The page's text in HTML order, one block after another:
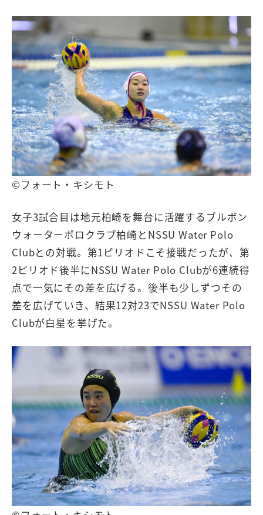
©フォート・キシモト
女子3試合目は地元柏崎を舞台に活躍するブルボン
ウォーターポロクラブ柏崎とNSSU Water Polo
Clubとの対戦。第1ピリオドこそ接戦だったが、第
2ピリオド後半にNSSU Water Polo Clubが6連続得
点で一気にその差を広げる。後半も少しずつその
差を広げていき、結果12対23でNSSU Water Polo
Clubが白星を挙げた。